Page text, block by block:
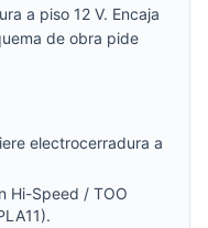
a piso 12 V. Encaja
de obra pide
electrocerradura a
Hi-Speed / TOO